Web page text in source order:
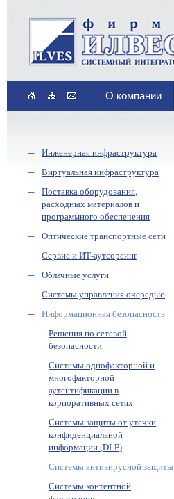
О компании
Инженерная инфраструктура
Виртуальная инфраструктура
Поставка оборудования,
расходных материалов и
программного обеспечения
Оптические транспортные сети
Сервис и ИТ-аутсорсинг
Облачные услуги
Системы управления очередью
Информационная безопасность
Решения по сетевой
безопасности
Системы однофакторной и
многофакторной
аутентификации в
корпоративных сетях
Системы защиты от утечки
конфиденциальной
информации (DLP)
Системы антивирусной защиты
Системы контентной